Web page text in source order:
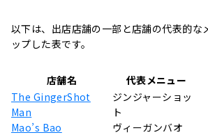
以下は、出店店舗の一部と店舗の代表的な
ップした表です。
店舗名
代表メニュー
The GingerShot
Man
ジンジャーショッ
ト
Mao’s Bao
ヴィーガンバオ